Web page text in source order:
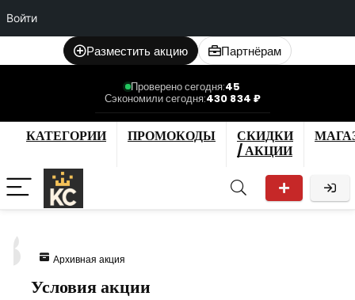
Войти
Разместить акцию Партнёрам
Проверено сегодня:45
Сэкономили сегодня:430 834 ₽
КАТЕГОРИИ ПРОМОКОДЫ
СКИДКИ
/ АКЦИИ
Архивная акция
Условия акции